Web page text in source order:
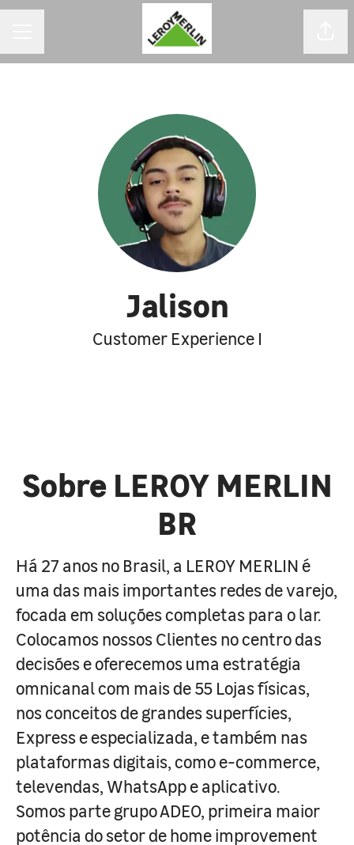
Jalison
Customer Experience I
Sobre LEROY MERLIN
BR
Há 27 anos no Brasil, a LEROY MERLIN é
uma das mais importantes redes de varejo,
focada em soluções completas para o lar.
Colocamos nossos Clientes no centro das
decisões e oferecemos uma estratégia
omnicanal com mais de 55 Lojas físicas,
nos conceitos de grandes superfícies,
Express e especializada, e também nas
plataformas digitais, como e-commerce,
televendas, WhatsApp e aplicativo.
Somos parte grupo ADEO, primeira maior
potência do setor de home improvement